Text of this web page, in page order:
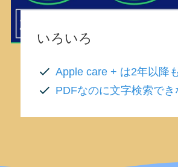
いろいろ
Apple care + は2年以降
PDFなのに文字検索でき